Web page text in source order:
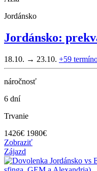
Jordánsko
Jordánsko:
18.10. → 23.10. +59
náročnosť
6 dní
Trvanie
1426€ 1980€
Zobraziť
Zájazd